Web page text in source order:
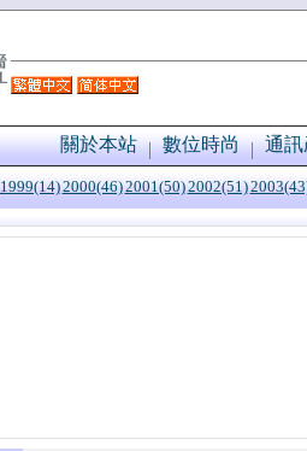
關於本站 數位時尚 通訊
1999(14)2000(46)2001(50)2002(51)